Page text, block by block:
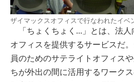
ザイマックスオフィスで行なわれたイベ
「ちょくちょく...」とは、法人
オフィスを提供するサービスだ
員のためのサテライトオフィス
ちが外出の間に活用するワーク